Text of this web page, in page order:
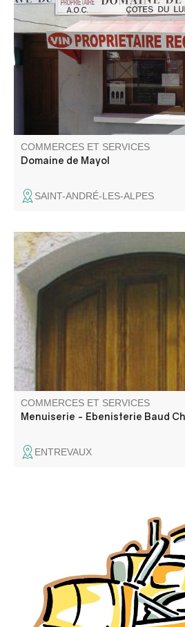
Vente du vin du caveau du
famille, une histoire, un Terroir
Vigneron indépendant, domaine
Lubéron, AOP Ventoux, IGP
Méditerranée (rouge, rosé et blanc).
COMMERCES ET SERVICES
Domaine de Mayol
SAINT-ANDRÉ-LES-ALPES
Pose fenêtres, fabrication meubles
aménagées. Rénovation de meubles.
COMMERCES ET SERVICES
Menuiserie - Ebenisterie Baud
ENTREVAUX
Sébastien se tient à votre service
terrassements. Artisan qualifié doté